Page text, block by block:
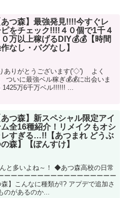
あつ森】最強発見!!!!今すぐレ
ピをチェック!!!!４０個で1千４
０万以上稼げるDIY💰💰【時間
なし・バグなし】
ありがとうございます('◇')ゞ よく
ついに最強ベル稼ぎ💰💰に出会いま
万6千万ベル!!!!!! ...
あつ森】新スペシャル限定アイ
ム全16種紹介！リメイクもオシ
レすぎる…!!【あつまれ どうぶ
森】【ぽんすけ】
と多いよね～！ ◆あつ森高校の日常
ーーーーーーーーーーーーーーーーー
】こんなに種類が!? アプデで追加さ
があるのか...